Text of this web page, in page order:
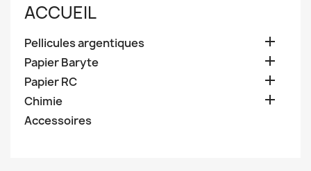
ACCUEIL
Pellicules argentiques 
Papier Baryte 
Papier RC 
Chimie 
Accessoires